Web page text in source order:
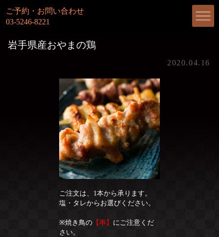
ご予約・お問い合わせ
03-5246-8221
岩手県産おやまの鶏
2020.04.16
ご注文は、1本から承ります。
塩・タレからお選びください。
※焼き鳥の【串】 にご注意くだ
さい。